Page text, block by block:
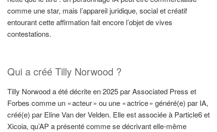
comme une star, mais l’appareil juridique, social et créatif
entourant cette affirmation fait encore l’objet de vives
contestations.
Qui a créé Tilly Norwood ?
Tilly Norwood a été décrite en 2025 par Associated Press et
Forbes comme un « acteur » ou une « actrice » généré(e) par IA,
créé(e) par Eline Van der Velden. Elle est associée à Particle6 et
Xicoia, qu’AP a présenté comme se décrivant elle-même